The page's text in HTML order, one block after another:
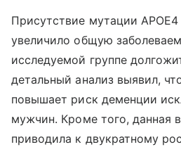
Присутствие мутации
увеличило общую
исследуемой группе
детальный анализ выявил,
повышает риск деменции
мужчин. Кроме того, данная
приводила к двукратному